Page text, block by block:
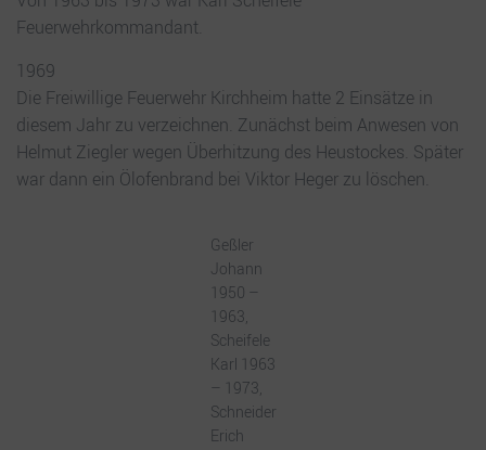
Feuerwehrkommandant.
1969
Die Freiwillige Feuerwehr Kirchheim hatte 2 Einsätze in
diesem Jahr zu verzeichnen. Zunächst beim Anwesen von
Helmut Ziegler wegen Überhitzung des Heustockes. Später
war dann ein Ölofenbrand bei Viktor Heger zu löschen.
Geßler
Johann
1950 –
1963,
Scheifele
Karl 1963
– 1973,
Schneider
Erich